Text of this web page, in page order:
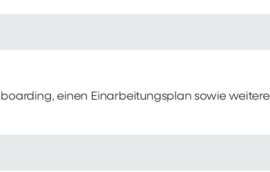
einen Einarbeitungsplan sowie weitere